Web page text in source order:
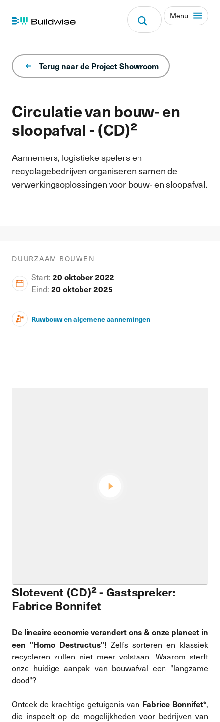
Menu
Circulatie van bouw- en
sloopafval - (CD)²
Terug naar de Project Showroom
Aannemers, logistieke spelers en
recyclagebedrijven organiseren samen de
verwerkingsoplossingen voor bouw- en sloopafval.
DUURZAAM BOUWEN
Start: 20 oktober 2022
Eind: 20 oktober 2025
Ruwbouw en algemene aannemingen
Slotevent (CD)² - Gastspreker:
Fabrice Bonnifet
De lineaire economie verandert ons & onze planeet in
een "Homo Destructus"! Zelfs sorteren en klassiek
recycleren zullen niet meer volstaan. Waarom sterft
onze huidige aanpak van bouwafval een "langzame
dood"?
Ontdek de krachtige getuigenis van Fabrice Bonnifet*,
die inspeelt op de mogelijkheden voor bedrijven van